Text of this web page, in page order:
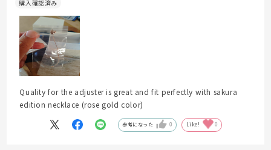
Quality for the adjuster is great and fit perfectly with sakura
edition necklace (rose gold color)
参考になった 0 Like! 0